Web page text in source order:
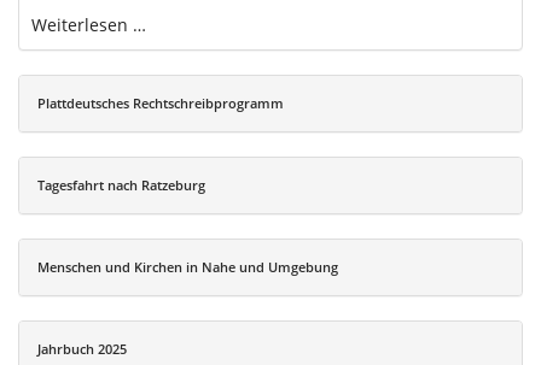
Weiterlesen …
Plattdeutsches Rechtschreibprogramm
Tagesfahrt nach Ratzeburg
Menschen und Kirchen in Nahe und Umgebung
Jahrbuch 2025